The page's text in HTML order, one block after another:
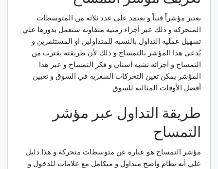
يعتبر مؤشراً فنياً و يعتمد علي عدد ثلاثه من المتوسطات
المتحركه و ذلك عبر أجزاء زمنيه متفاوته ستعمل بدورها علي
تسهيل عمليه التداول بالنسبه للمتداولين او المستثمرين و
يُدعي هذا المؤشر بالتمساح و ذلك لأن طريقته يقترب من
التمساح و آجزائه تشبه أسنان و فكر التمساح و عبر هذا
المؤشر يمكن تعين التحركات السعريه في السوق و تعيين
أفضل الأوقات المثاليه للسوق .
طريقة التداول عبر مؤشر
التمساح
مؤشر التمساح هو عباره عن متوسطات متحركة و هذا دليل
علي أنه نظام واضح متداول و متكامل مع علامات للدخول و